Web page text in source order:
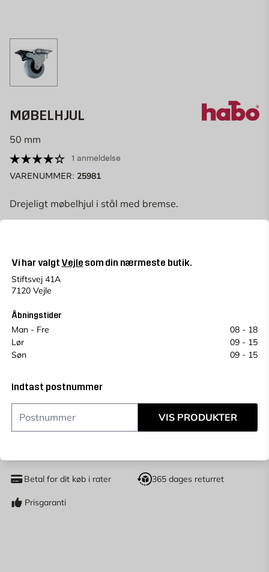
Vi har valgt Vejle som din nærmeste butik.
Stiftsvej 41A
7120 Vejle
Åbningstider
Man - Fre
08 - 18
Lør
09 - 15
Søn
09 - 15
Indtast postnummer
VIS PRODUKTER
MØBELHJUL
50 mm
1 anmeldelse
VARENUMMER: 25981
Drejeligt møbelhjul i stål med bremse.
Vejle
Vælg en alternativ for at se antal
Se saldo i andre butikker
Et plukkegebyr på 49 kr vil blive tilføjet på vores
butiksprodukter.
34,95 KR.
Antal
Betal for dit køb i rater 365 dages returret
Prisgaranti